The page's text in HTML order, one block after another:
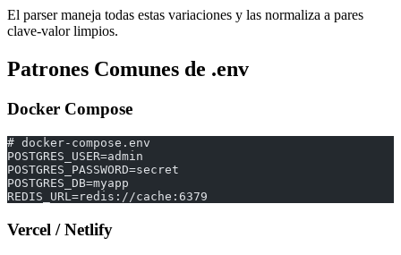
El parser maneja todas estas variaciones y las normaliza a pares
clave-valor limpios.
Patrones Comunes de .env
Docker Compose
# docker-compose.env
POSTGRES_USER=admin
POSTGRES_PASSWORD=secret
POSTGRES_DB=myapp
REDIS_URL=redis://cache:6379
Vercel / Netlify